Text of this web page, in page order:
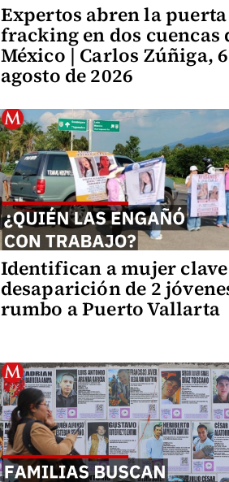
Expertos abren la
fracking en dos cuencas
México | Carlos Zúñiga,
agosto de 2026
Identifican a mujer
desaparición de 2
rumbo a Puerto Vallarta